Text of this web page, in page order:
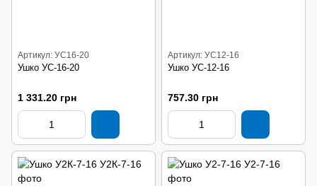
Артикул: УС16-20
Ушко УС-16-20
1 331.20 грн
Артикул: УС12-16
Ушко УС-12-16
757.30 грн